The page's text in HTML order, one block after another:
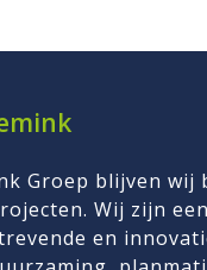
Groep blijven wij
Wij zijn
en